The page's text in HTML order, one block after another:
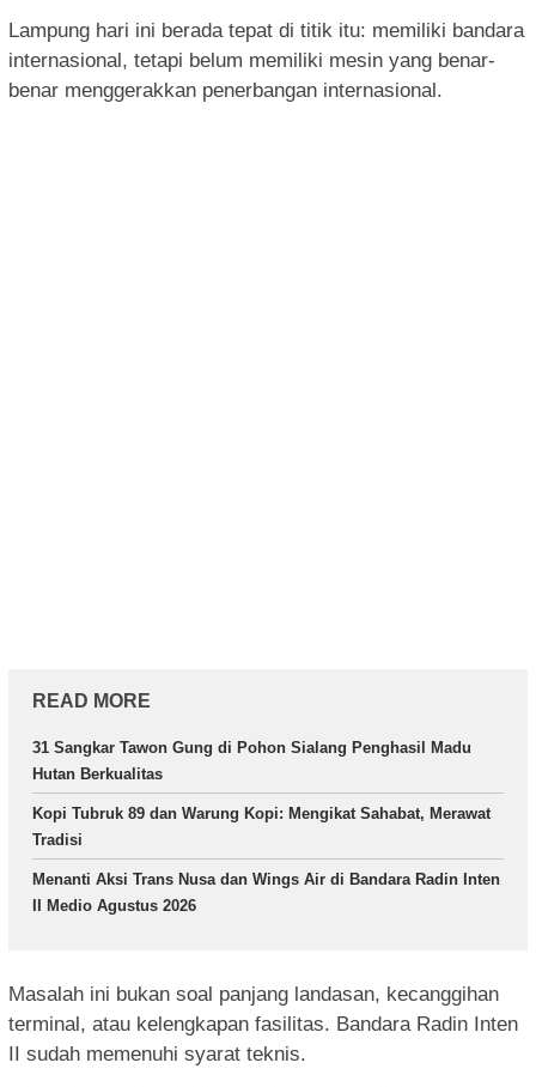
Lampung hari ini berada tepat di titik itu: memiliki bandara
internasional, tetapi belum memiliki mesin yang benar-
benar menggerakkan penerbangan internasional.
READ MORE
31 Sangkar Tawon Gung di Pohon Sialang Penghasil Madu
Hutan Berkualitas
Kopi Tubruk 89 dan Warung Kopi: Mengikat Sahabat, Merawat
Tradisi
Menanti Aksi Trans Nusa dan Wings Air di Bandara Radin Inten
II Medio Agustus 2026
Masalah ini bukan soal panjang landasan, kecanggihan
terminal, atau kelengkapan fasilitas. Bandara Radin Inten
II sudah memenuhi syarat teknis.